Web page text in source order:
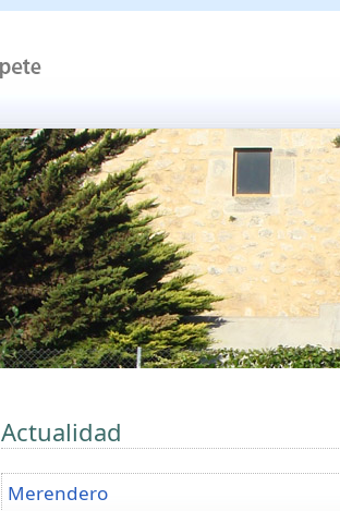
Actualidad
Merendero